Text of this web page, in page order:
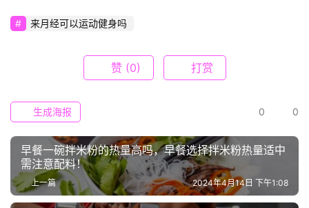
来月经可以运动健身吗
赞 (0) 打赏
0 0
生成海报
早餐一碗拌米粉的热量高吗，早餐选择拌米粉热量适中
需注意配料！
上一篇 2024年4月14日 下午1:08